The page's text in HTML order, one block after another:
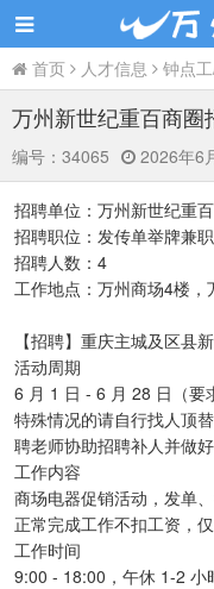
首页 人才信息 钟点
万州新世纪重百商圈
编号： 34065 2026年6
招聘单位：万州新世纪重
招聘职位：发传单举牌兼职
招聘人数：4
工作地点：万州商场4楼，
【招聘】重庆主城及区县
活动周期
6 月 1 日 - 6 月 28 日（要
特殊情况的请自行找人顶
聘老师协助招聘补人并做好
工作内容
商场电器促销活动，发单
正常完成工作不扣工资，
工作时间
9:00 - 18:00，午休 1-2 小